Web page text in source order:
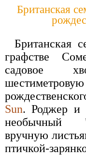
Британская
Британская
графстве
садовое
Sun. Роджер и
необычный
вручную
птичкой-